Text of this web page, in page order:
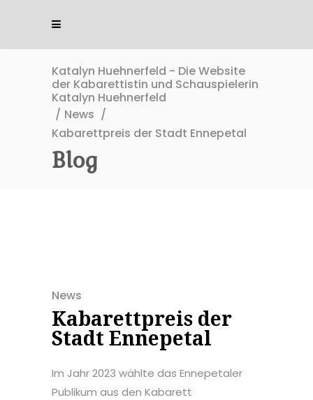
Katalyn Huehnerfeld - Die Website
der Kabarettistin und Schauspielerin
Katalyn Huehnerfeld
/ News /
Kabarettpreis der Stadt Ennepetal
Blog
News
Kabarettpreis der
Stadt Ennepetal
Im Jahr 2023 wählte das Ennepetaler
Publikum aus den Kabarett